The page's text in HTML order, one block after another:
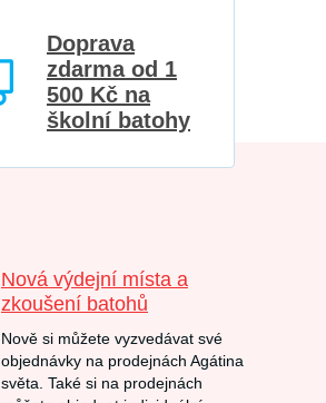
Doprava
zdarma od 1
500 Kč na
školní batohy
Nová výdejní místa a
zkoušení batohů
Nově si můžete vyzvedávat své
objednávky na prodejnách Agátina
světa. Také si na prodejnách